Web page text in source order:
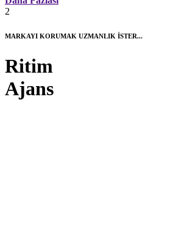
2
MARKAYI KORUMAK UZMANLIK İSTER...
Ritim
Ajans